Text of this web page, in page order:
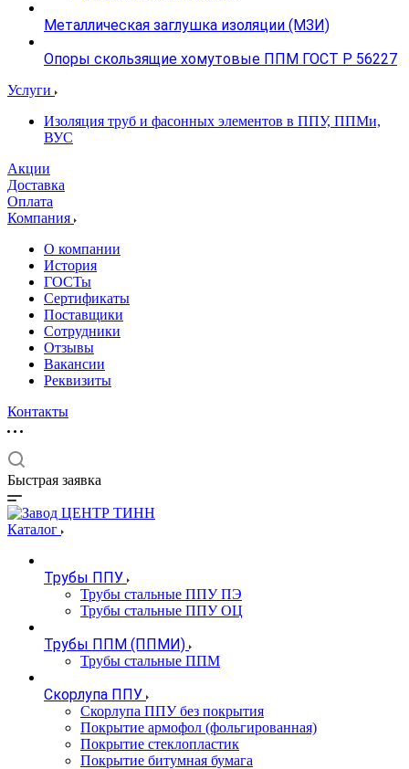
Металлическая заглушка изоляции (МЗИ)
Опоры скользящие хомутовые ППМ ГОСТ Р 56227
Услуги
Изоляция труб и фасонных элементов в ППУ, ППМи,
ВУС
Акции
Доставка
Оплата
Компания
О компании
История
ГОСТы
Сертификаты
Поставщики
Сотрудники
Отзывы
Вакансии
Реквизиты
Контакты
Быстрая заявка
Каталог
Трубы ППУ
Трубы стальные ППУ ПЭ
Трубы стальные ППУ ОЦ
Трубы ППМ (ППМИ)
Трубы стальные ППМ
Скорлупа ППУ
Скорлупа ППУ без покрытия
Покрытие армофол (фольгированная)
Покрытие стеклопластик
Покрытие битумная бумага